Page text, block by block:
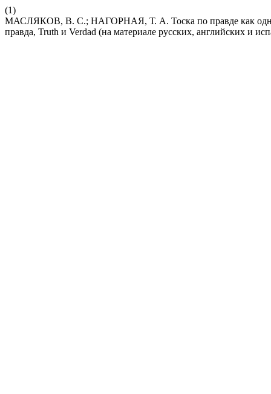
(1)
МАСЛЯКОВ, В. С.; НАГОРНАЯ, Т. А. Тоска по правде как одна
правда, Truth и Verdad (на материале русских, английских и